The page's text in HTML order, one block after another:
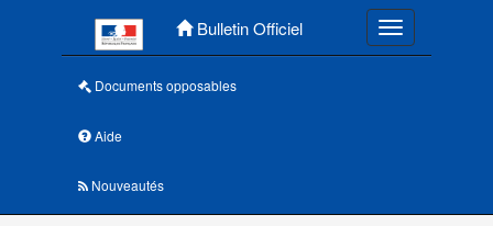
Bulletin Officiel Toggle
Documents opposables
Aide
Nouveautés